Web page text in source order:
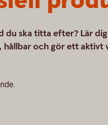
du ska titta efter? Lär
och gör ett aktivt